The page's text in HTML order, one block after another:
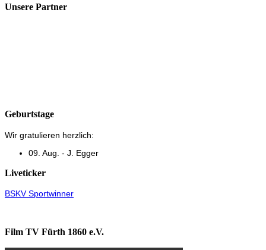
Unsere Partner
Geburtstage
Wir gratulieren herzlich:
09. Aug. - J. Egger
Liveticker
BSKV Sportwinner
Film TV Fürth 1860 e.V.